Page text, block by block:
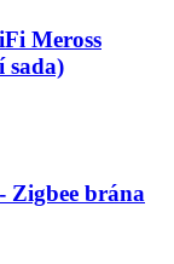
Meross
sada)
Zigbee brána